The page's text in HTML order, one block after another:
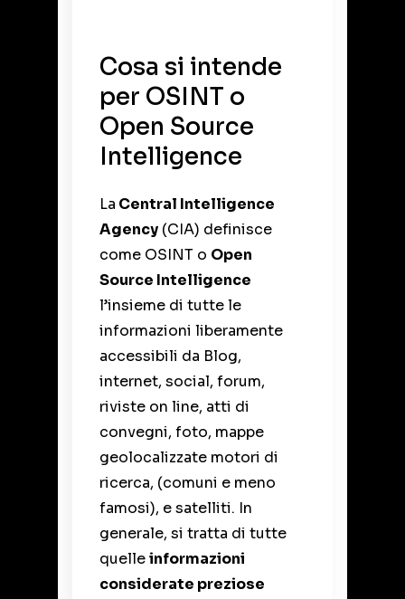
Cosa si intende
per OSINT o
Open Source
Intelligence
La Central Intelligence
Agency (CIA) definisce
come OSINT o Open
Source Intelligence
l’insieme di tutte le
informazioni liberamente
accessibili da Blog,
internet, social, forum,
riviste on line, atti di
convegni, foto, mappe
geolocalizzate motori di
ricerca, (comuni e meno
famosi), e satelliti. In
generale, si tratta di tutte
quelleinformazioni
considerate preziose